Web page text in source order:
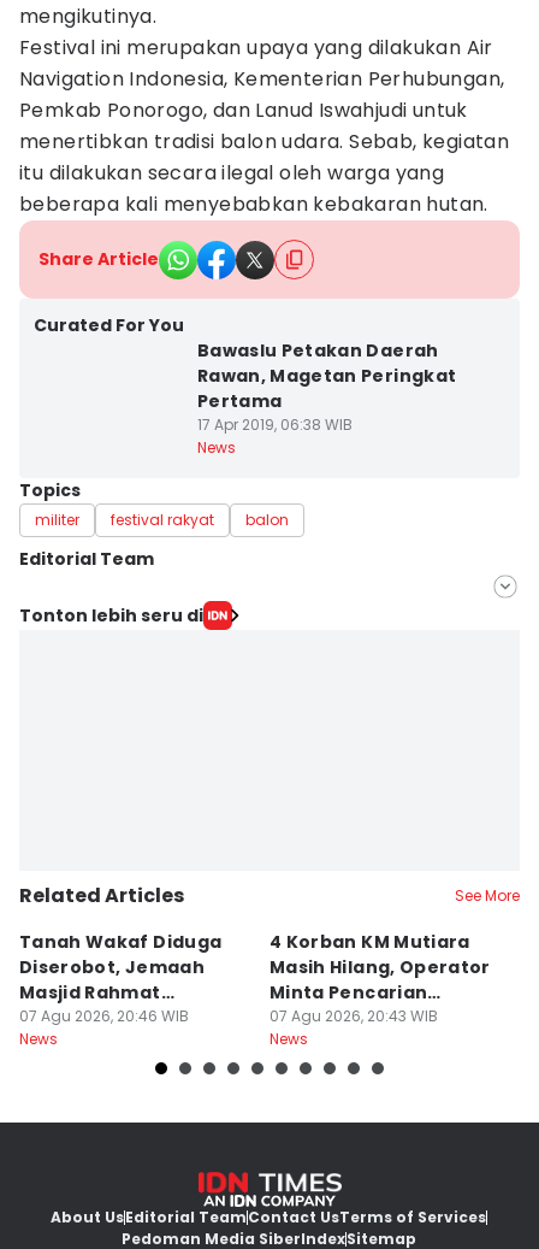
mengikutinya.
Festival ini merupakan upaya yang dilakukan Air
Navigation Indonesia, Kementerian Perhubungan,
Pemkab Ponorogo, dan Lanud Iswahjudi untuk
menertibkan tradisi balon udara. Sebab, kegiatan
itu dilakukan secara ilegal oleh warga yang
beberapa kali menyebabkan kebakaran hutan.
Share Article
Curated For You
Bawaslu Petakan Daerah
Rawan, Magetan Peringkat
Pertama
17 Apr 2019, 06:38 WIB
News
Topics
militer festival rakyat balon
Editorial Team
Editor
Tonton lebih seru di
Related Articles See More
Tanah Wakaf Diduga
Diserobot, Jemaah
Masjid Rahmat
Surabaya Protes
07 Agu 2026, 20:46 WIB
News
4 Korban KM Mutiara
Masih Hilang, Operator
Minta Pencarian
Dilanjut
07 Agu 2026, 20:43 WIB
News
About UsEditorial TeamContact UsTerms of Services
Pedoman Media SiberIndexSitemap